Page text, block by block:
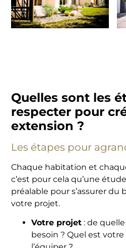
Quelles sont les
respecter pour
extension ?
Les étapes pour
Chaque habitation et
c’est pour cela qu’une
préalable pour s’assurer
votre projet.
Votre projet : de
besoin ? Quel est